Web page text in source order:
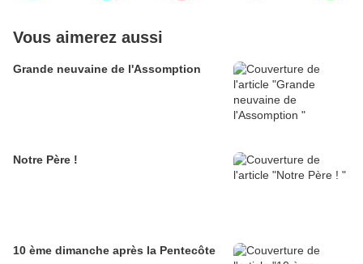
Vous aimerez aussi
Grande neuvaine de l'Assomption
Notre Père !
10 ème dimanche après la Pentecôte